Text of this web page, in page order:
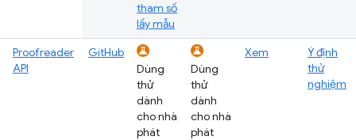
tham số
lấy mẫu
Proofreader
API
GitHub
Dùng
thử
dành
cho nhà
phát
Dùng
thử
dành
cho nhà
phát
Xem
Ý định
thử
nghiệm